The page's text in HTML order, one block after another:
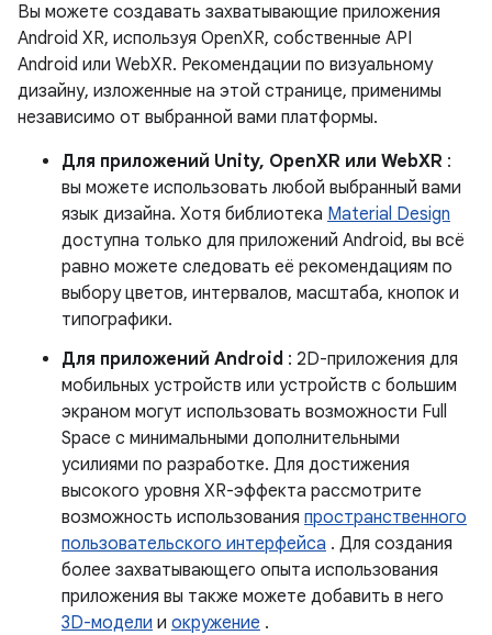
Вы можете создавать захватывающие приложения
Android XR, используя OpenXR, собственные API
Android или WebXR. Рекомендации по визуальному
дизайну, изложенные на этой странице, применимы
независимо от выбранной вами платформы.
Для приложений Unity, OpenXR или WebXR :
вы можете использовать любой выбранный вами
язык дизайна. Хотя библиотека Material Design
доступна только для приложений Android, вы всё
равно можете следовать её рекомендациям по
выбору цветов, интервалов, масштаба, кнопок и
типографики.
Для приложений Android : 2D-приложения для
мобильных устройств или устройств с большим
экраном могут использовать возможности Full
Space с минимальными дополнительными
усилиями по разработке. Для достижения
высокого уровня XR-эффекта рассмотрите
возможность использования пространственного
пользовательского интерфейса . Для создания
более захватывающего опыта использования
приложения вы также можете добавить в него
3D-модели и окружение .